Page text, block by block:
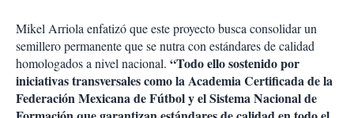
Mikel Arriola enfatizó que este proyecto busca consolidar un
semillero permanente que se nutra con estándares de calidad
homologados a nivel nacional. “Todo ello sostenido por
iniciativas transversales como la Academia Certificada de la
Federación Mexicana de Fútbol y el Sistema Nacional de